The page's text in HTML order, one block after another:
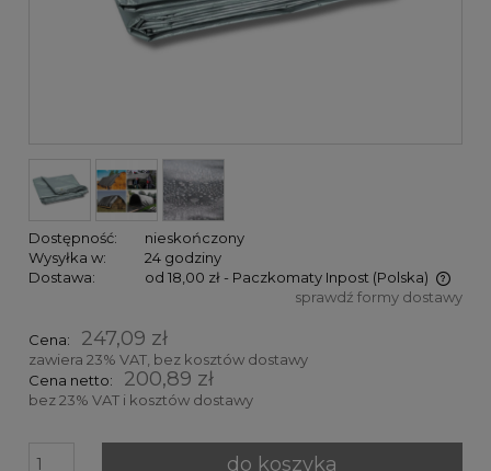
Dostępność:
nieskończony
Wysyłka w:
24 godziny
Dostawa:
od 18,00 zł - Paczkomaty Inpost (Polska)
Cena nie zawiera ewentualnych kosztów płatności
sprawdź formy dostawy
Cena: 247,09 zł
zawiera 23% VAT, bez kosztów dostawy
Cena netto:
200,89 zł
bez 23% VAT i kosztów dostawy
do koszyka